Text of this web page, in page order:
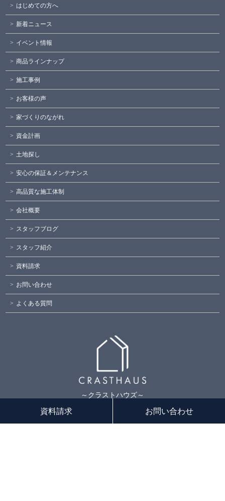
資料請求 お問い合わせ
はじめての方へ
新着ニュース
イベント情報
商品ラインナップ
施工事例
お客様の声
家づくりのながれ
資金計画
土地探し
安心の保証＆メンテナンス
高品質な施工体制
会社概要
スタッフブログ
スタッフ紹介
資料請求
お問い合わせ
よくある質問
～クラストハウズ～
〒581-0044